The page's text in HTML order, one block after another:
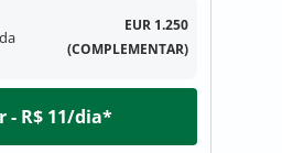
EUR 1.250
(COMPLEMENTAR)
- R$ 11/dia*